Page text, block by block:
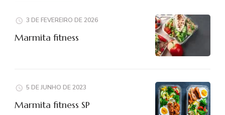
3 DE FEVEREIRO DE 2026
Marmita fitness
5 DE JUNHO DE 2023
Marmita fitness SP